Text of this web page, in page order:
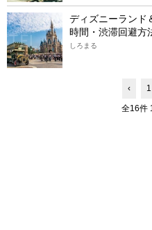
ディズニーランド
時間・渋滞回避方
しろまる
‹ 1
全16件